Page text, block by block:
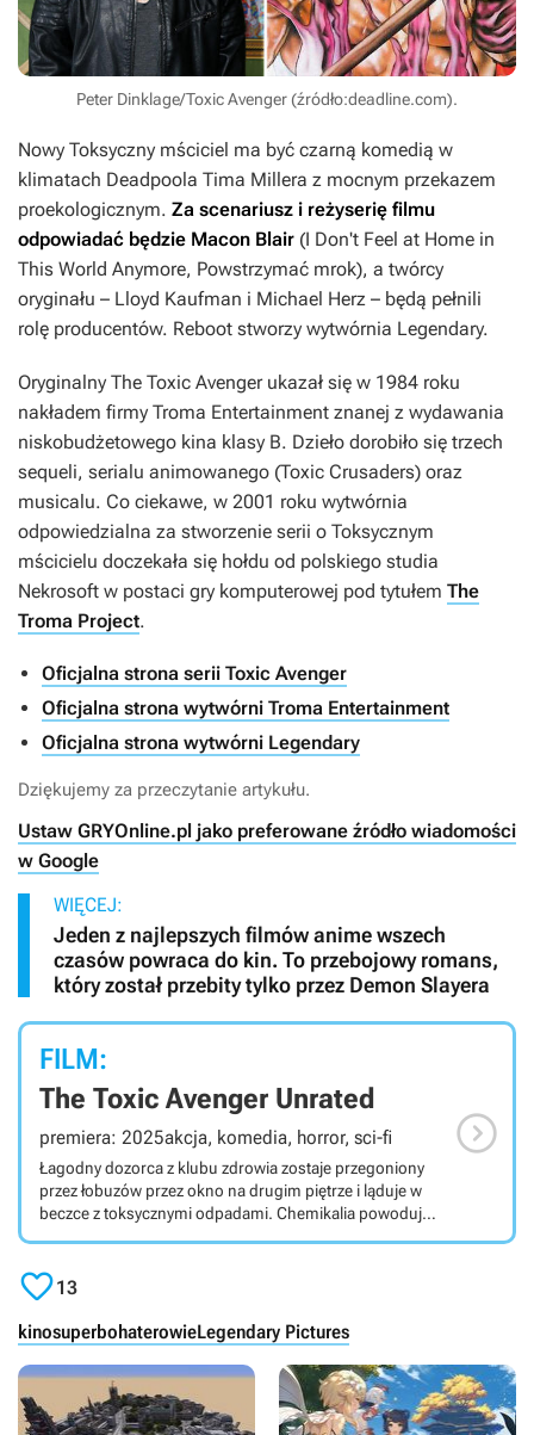
Peter Dinklage/Toxic Avenger (źródło:deadline.com).
Nowy Toksyczny mściciel ma być czarną komedią w
klimatach Deadpoola Tima Millera z mocnym przekazem
proekologicznym. Za scenariusz i reżyserię filmu
odpowiadać będzie Macon Blair (I Don't Feel at Home in
This World Anymore, Powstrzymać mrok), a twórcy
oryginału – Lloyd Kaufman i Michael Herz – będą pełnili
rolę producentów. Reboot stworzy wytwórnia Legendary.
Oryginalny The Toxic Avengerukazał się w 1984 roku
nakładem firmy Troma Entertainment znanej z wydawania
niskobudżetowego kina klasy B. Dzieło dorobiło się trzech
sequeli, serialu animowanego (Toxic Crusaders) oraz
musicalu. Co ciekawe, w 2001 roku wytwórnia
odpowiedzialna za stworzenie serii o Toksycznym
mścicielu doczekała się hołdu od polskiego studia
Nekrosoft w postaci gry komputerowej pod tytułem The
Troma Project.
Oficjalna strona serii Toxic Avenger
Oficjalna strona wytwórni Troma Entertainment
Oficjalna strona wytwórni Legendary
Dziękujemy za przeczytanie artykułu.
Ustaw GRYOnline.pl jako preferowane źródło wiadomości
w Google
WIĘCEJ:
Jeden z najlepszych filmów anime wszech
czasów powraca do kin. To przebojowy romans,
który został przebity tylko przez Demon Slayera
FILM:
The Toxic Avenger Unrated
premiera: 2025akcja, komedia, horror, sci-fi
Łagodny dozorca z klubu zdrowia zostaje przegoniony
przez łobuzów przez okno na drugim piętrze i ląduje w
beczce z toksycznymi odpadami. Chemikalia powodują,
że zmienia się on w Toksycznego Mściciela, który ma
korupcji.

13
kinosuperbohaterowieLegendary Pictures